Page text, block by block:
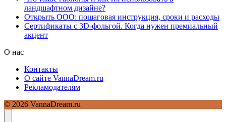
ландшафтном дизайне?
Открыть ООО: пошаговая инструкция, сроки и расходы
Сертификаты с 3D-фольгой. Когда нужен премиальный
акцент
О нас
Контакты
О сайте VannaDream.ru
Рекламодателям
© 2026 VannaDream.ru